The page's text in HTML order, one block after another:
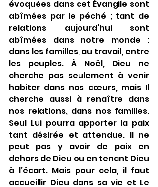
évoquées dans cet Évangile sont
abîmées par le péché ; tant de
relations aujourd’hui sont
abîmées dans notre monde :
dans les familles, au travail, entre
les peuples. À Noël, Dieu ne
cherche pas seulement à venir
habiter dans nos cœurs, mais Il
cherche aussi à renaître dans
nos relations, dans nos familles.
Seul Lui pourra apporter la paix
tant désirée et attendue. Il ne
peut pas y avoir de paix en
dehors de Dieu ou en tenant Dieu
à l’écart. Mais pour cela, il faut
accueillir Dieu dans sa vie et Le